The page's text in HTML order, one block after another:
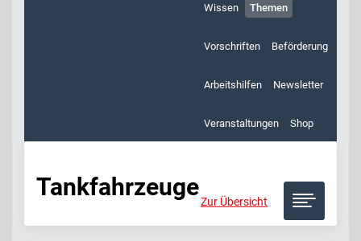
Wissen Themen
Vorschriften Beförderung
Arbeitshilfen Newsletter
Veranstaltungen Shop
Zur Übersicht
Tankfahrzeuge